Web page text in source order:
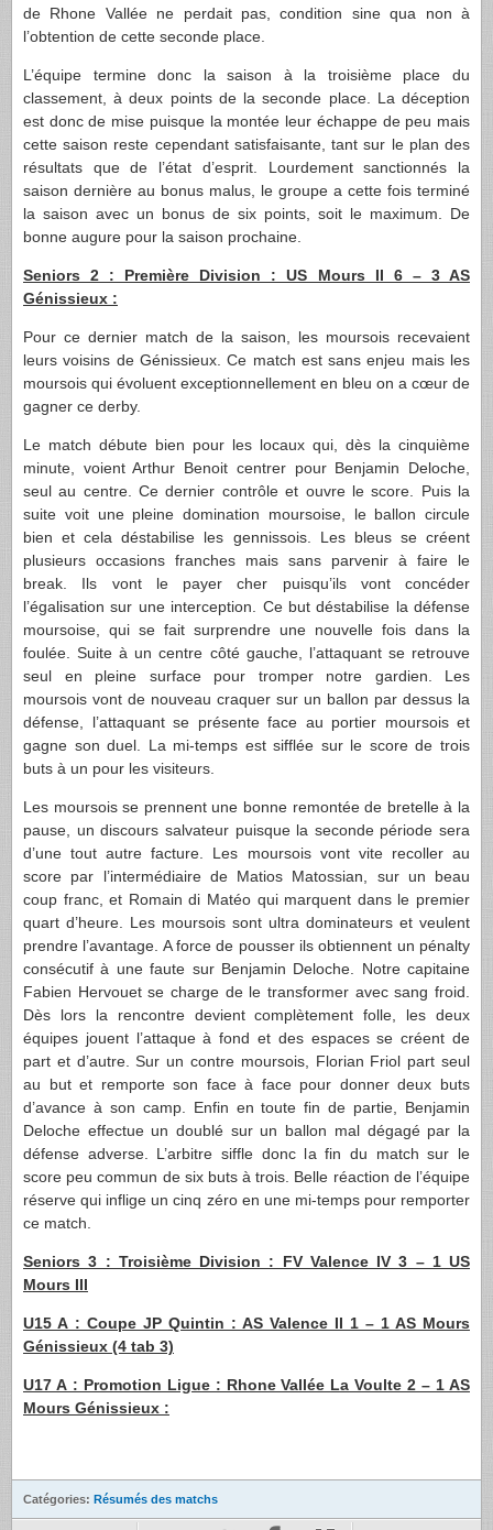
de Rhone Vallée ne perdait pas, condition sine qua non à
l’obtention de cette seconde place.
L’équipe termine donc la saison à la troisième place du
classement, à deux points de la seconde place. La déception
est donc de mise puisque la montée leur échappe de peu mais
cette saison reste cependant satisfaisante, tant sur le plan des
résultats que de l’état d’esprit. Lourdement sanctionnés la
saison dernière au bonus malus, le groupe a cette fois terminé
la saison avec un bonus de six points, soit le maximum. De
bonne augure pour la saison prochaine.
Seniors 2 : Première Division : US Mours II 6 – 3 AS
Génissieux :
Pour ce dernier match de la saison, les moursois recevaient
leurs voisins de Génissieux. Ce match est sans enjeu mais les
moursois qui évoluent exceptionnellement en bleu on a cœur de
gagner ce derby.
Le match débute bien pour les locaux qui, dès la cinquième
minute, voient Arthur Benoit centrer pour Benjamin Deloche,
seul au centre. Ce dernier contrôle et ouvre le score. Puis la
suite voit une pleine domination moursoise, le ballon circule
bien et cela déstabilise les gennissois. Les bleus se créent
plusieurs occasions franches mais sans parvenir à faire le
break. Ils vont le payer cher puisqu’ils vont concéder
l’égalisation sur une interception. Ce but déstabilise la défense
moursoise, qui se fait surprendre une nouvelle fois dans la
foulée. Suite à un centre côté gauche, l’attaquant se retrouve
seul en pleine surface pour tromper notre gardien. Les
moursois vont de nouveau craquer sur un ballon par dessus la
défense, l’attaquant se présente face au portier moursois et
gagne son duel. La mi-temps est sifflée sur le score de trois
buts à un pour les visiteurs.
Les moursois se prennent une bonne remontée de bretelle à la
pause, un discours salvateur puisque la seconde période sera
d’une tout autre facture. Les moursois vont vite recoller au
score par l’intermédiaire de Matios Matossian, sur un beau
coup franc, et Romain di Matéo qui marquent dans le premier
quart d’heure. Les moursois sont ultra dominateurs et veulent
prendre l’avantage. A force de pousser ils obtiennent un pénalty
consécutif à une faute sur Benjamin Deloche. Notre capitaine
Fabien Hervouet se charge de le transformer avec sang froid.
Dès lors la rencontre devient complètement folle, les deux
équipes jouent l’attaque à fond et des espaces se créent de
part et d’autre. Sur un contre moursois, Florian Friol part seul
au but et remporte son face à face pour donner deux buts
d’avance à son camp. Enfin en toute fin de partie, Benjamin
Deloche effectue un doublé sur un ballon mal dégagé par la
défense adverse. L’arbitre siffle donc la fin du match sur le
score peu commun de six buts à trois. Belle réaction de l’équipe
réserve qui inflige un cinq zéro en une mi-temps pour remporter
ce match.
Seniors 3 : Troisième Division : FV Valence IV 3 – 1 US
Mours III
U15 A : Coupe JP Quintin : AS Valence II 1 – 1 AS Mours
Génissieux (4 tab 3)
U17 A : Promotion Ligue : Rhone Vallée La Voulte 2 – 1 AS
Mours Génissieux :
Catégories: Résumés des matchs